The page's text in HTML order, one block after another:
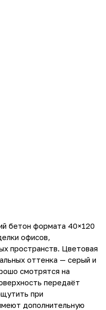
бетон формата 40×120
офисов,
пространств. Цветовая
оттенка — серый и
смотрятся на
передаёт
при
дополнительную